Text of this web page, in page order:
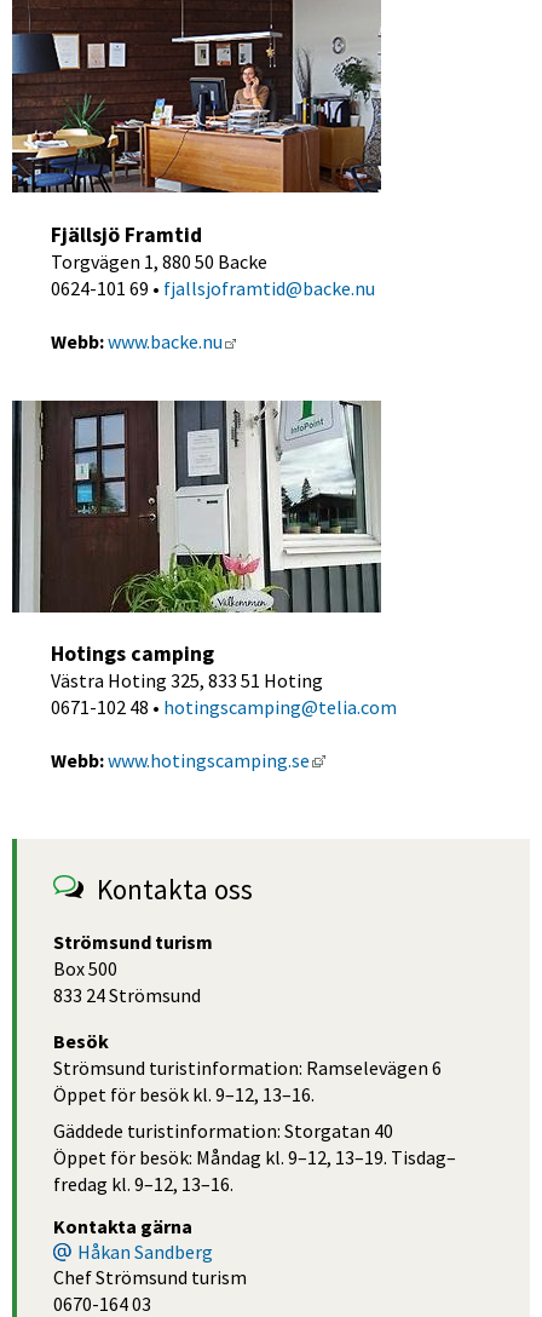
Fjällsjö Framtid
Torgvägen 1, 880 50 Backe
0624-101 69 • fjallsjoframtid@backe.nu
Webb:www.backe.nu
Hotings camping
Västra Hoting 325, 833 51 Hoting
0671-102 48 • hotingscamping@telia.com
Webb:www.hotingscamping.se Länk till annan
Kontakta oss
Strömsund turism
Box 500
833 24 Strömsund
Besök
Strömsund turistinformation: Ramselevägen 6
Öppet för besök kl. 9–12, 13–16.
Gäddede turistinformation: Storgatan 40
Öppet för besök: Måndag kl. 9–12, 13–19. Tisdag–
fredag kl. 9–12, 13–16.
Kontakta gärna
Håkan Sandberg
Chef Strömsund turism
0670-164 03